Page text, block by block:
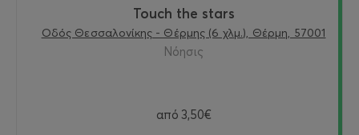
Touch the stars
Οδός Θεσσαλονίκης - Θέρμης (6 χλμ.), Θέρμη, 57001
Νόησις
από 3,50€